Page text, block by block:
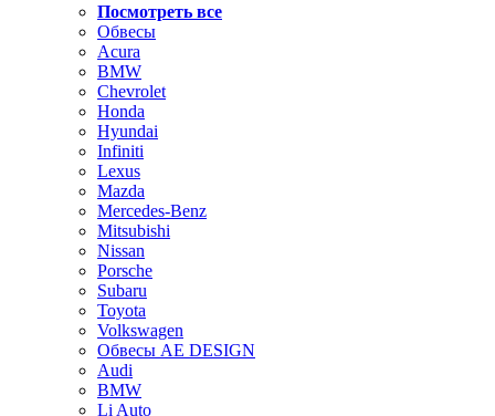
Посмотреть все
Обвесы
Acura
BMW
Chevrolet
Honda
Hyundai
Infiniti
Lexus
Mazda
Mercedes-Benz
Mitsubishi
Nissan
Porsche
Subaru
Toyota
Volkswagen
Обвесы AE DESIGN
Audi
BMW
Li Auto